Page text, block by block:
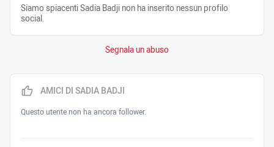
Siamo spiacenti Sadia Badji non ha inserito nessun profilo
social.
Segnala un abuso
AMICI DI SADIA BADJI
Questo utente non ha ancora follower.